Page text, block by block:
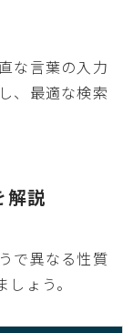
な言葉の入力
、最適な検索
解説
で異なる性質
ょう。